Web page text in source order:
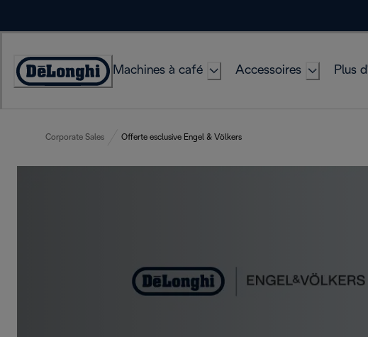
Déclaration
Machines à café Accessoires Plus
Corporate Sales Offerte esclusive Engel & Völkers